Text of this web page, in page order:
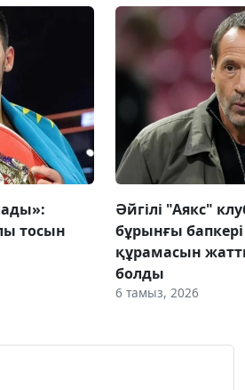
тосын
Әйгілі "Аякс"
бұрынғы
құрамасын
болды
6 тамыз, 2026